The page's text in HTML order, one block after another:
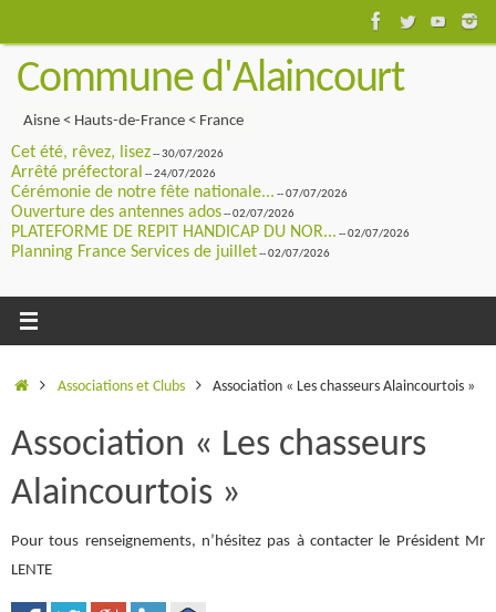
au
contenu
Commune d'Alaincourt
Aisne < Hauts-de-France < France
Cet été, rêvez, lisez-- 30/07/2026
Arrêté préfectoral -- 24/07/2026
Cérémonie de notre fête nationale... -- 07/07/2026
Ouverture des antennes ados-- 02/07/2026
PLATEFORME DE REPIT HANDICAP DU NOR... -- 02/07/2026
Planning France Services de juillet-- 02/07/2026
AccueilAssociations et Clubs Association « Les chasseurs Alaincourtois »
Association « Les chasseurs
Alaincourtois »
Pour tous renseignements, n’hésitez pas à contacter le Président Mr
LENTE